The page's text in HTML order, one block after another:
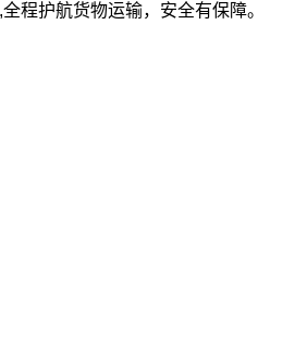
程护航货物运输，安全有保障。